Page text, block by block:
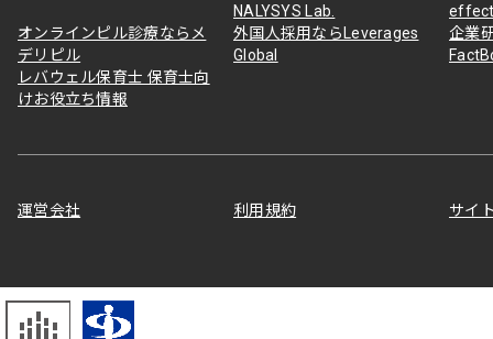
NALYSYS Lab.
オンラインピル診療ならメ
デリピル
外国人採用ならLeverages
Global
企業
レバウェル保育士 保育士向
けお役立ち情報
運営会社 利用規約 サイ